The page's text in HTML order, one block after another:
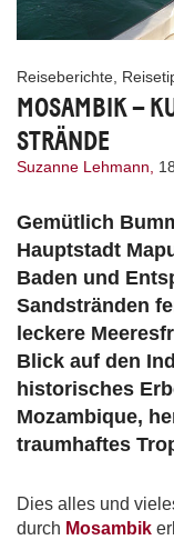
Reiseberichte,
MOSAMBIK –
STRÄNDE
Suzanne Lehmann,
Gemütlich
Hauptstadt
Baden und
Sandstränden
leckere
Blick auf den
historisches
Mozambique,
traumhaftes
Dies alles und
durch Mosambik